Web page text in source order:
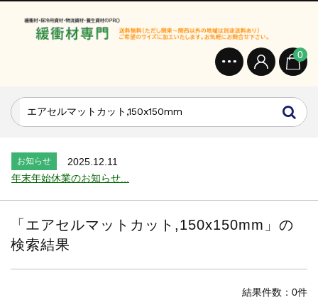
0
オンラインショップを開設いたしました。...
お知らせ
2026.7.24
お知らせ
2025.12.11
年末年始休業のお知らせ...
お知らせ
2024.2.27
全国へ確実・迅速に納品...
「エアセルマットカット,150x150mm 」の
検索結果
結果件数：0件